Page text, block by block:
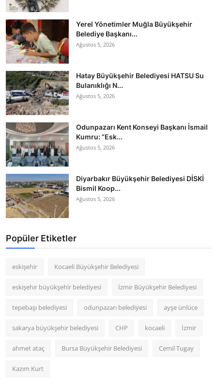
Yerel Yönetimler Muğla Büyükşehir
Belediye Başkanı...
Ağustos 5, 2026
Hatay Büyükşehir Belediyesi HATSU Su
Bulanıklığı N...
Ağustos 5, 2026
Odunpazarı Kent Konseyi Başkanı İsmail
Kumru: “Esk...
Ağustos 5, 2026
Diyarbakır Büyükşehir Belediyesi DİSKİ
Bismil Koop...
Ağustos 5, 2026
Popüler Etiketler
eskişehir Kocaeli Büyükşehir Belediyesi
eskişehir büyükşehir belediyesi İzmir Büyükşehir Belediyesi
tepebaşı belediyesi odunpazarı belediyesi ayşe ünlüce
sakarya büyükşehir belediyesi CHP kocaeli İzmir
ahmet ataç Bursa Büyükşehir Belediyesi Cemil Tugay
Kazım Kurt